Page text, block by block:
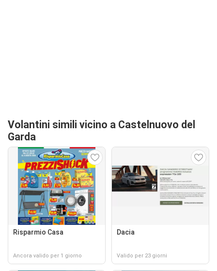
Volantini simili vicino a Castelnuovo del
Garda
Risparmio Casa
Ancora valido per 1 giorno
Dacia
Valido per 23 giorni